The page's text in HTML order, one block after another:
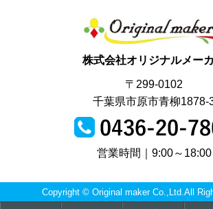
株式会社オリジナルメー
〒299-0102
千葉県市原市青柳1878-
営業時間｜9:00～18:00
Copyright © Original maker Co.,Ltd.All